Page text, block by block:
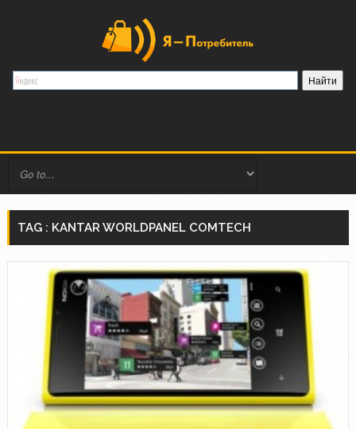
TAG : KANTAR WORLDPANEL COMTECH